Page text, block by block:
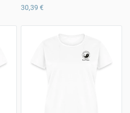
30,39 €